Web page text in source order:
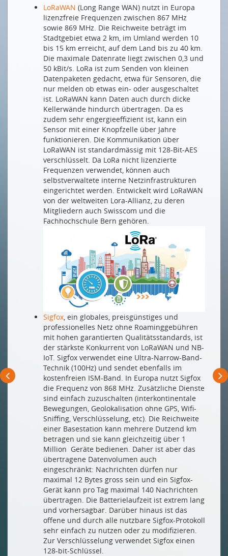
LoRaWAN (Long Range WAN) nutzt in Europa
lizenzfreie Frequenzen zwischen 867 MHz
sowie 869 MHz. Die Reichweite beträgt im
Stadtgebiet etwa 2 km, im Umland werden 10
bis 15 km erreicht, auf dem Land bis zu 40 km.
Die maximale Datenrate liegt zwischen 0,3 und
50 kBit/s. LoRa ist zum Senden von kleinen
Datenpaketen gedacht, etwa für Sensoren, die
nur melden ob etwas ein- oder ausgeschaltet
ist. LoRaWAN kann Daten auch durch dicke
Kellerwände hindurch übertragen. Da es
zudem sehr engergieeffizient ist, kann ein
Sensor mit einer Knopfzelle über Jahre
funktionieren. Die Kommunikation über
LoRaWAN ist standardmässig mit 128-Bit-AES
verschlüsselt. Da LoRa nicht lizenzierte
Frequenzen verwendet, können auch
selbstverwaltete interne Netzinfrastrukturen
eingerichtet werden. Entwickelt wird LoRaWAN
von der weltweiten Lora-Allianz, zu deren
Mitgliedern auch Swisscom und die
Fachhochschule Bern gehören.
Sigfox , ein globales, preisgünstiges und
professionelles Netz ohne Roaminggebühren
mit hohen garantierten Qualitätsstandards, ist
der stärkste Konkurrent von LoRaWAN und NB-
IoT. Sigfox verwendet eine Ultra-Narrow-Band-
Technik (100Hz) und sendet ebenfalls im
kostenfreien ISM-Band. In Europa nutzt Sigfox
die Frequenz von 868 MHz. Zusätzliche Dienste
sind einfach zuzuschalten (interkontinentale
Bewegungen, Geolokalisation ohne GPS, Wifi-
Sniffing, Verschlüsselung, etc). Die Reichweite
einer Basestation kann mehrere Dutzend km
betragen und sie kann gleichzeitig über 1
Million Geräte bedienen. Daher ist aber das
übertragene Datenvolumen auch
eingeschränkt: Nachrichten dürfen nur
maximal 12 Bytes gross sein und ein Sigfox-
Gerät kann pro Tag maximal 140 Nachrichten
übertragen. Die Batterielaufzeit ist extrem lang
und vorhersagbar. Darüber hinaus ist das
offene und durch alle nutzbare Sigfox-Protokoll
sehr einfach zu nutzen oder zu modifizieren.
Zur Verschlüsselung verwendet Sigfox einen
128-bit-Schlüssel.